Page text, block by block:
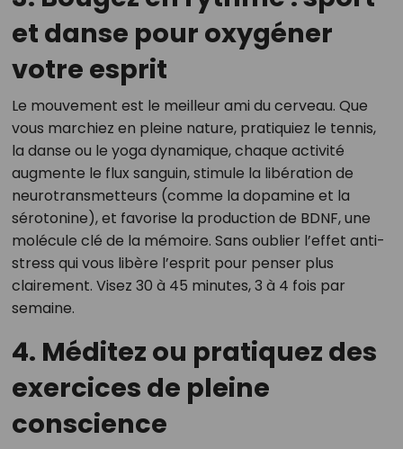
et danse pour oxygéner
votre esprit
Le mouvement est le meilleur ami du cerveau. Que
vous marchiez en pleine nature, pratiquiez le tennis,
la danse ou le yoga dynamique, chaque activité
augmente le flux sanguin, stimule la libération de
neurotransmetteurs (comme la dopamine et la
sérotonine), et favorise la production de BDNF, une
molécule clé de la mémoire. Sans oublier l’effet anti-
stress qui vous libère l’esprit pour penser plus
clairement. Visez 30 à 45 minutes, 3 à 4 fois par
semaine.
4. Méditez ou pratiquez des
exercices de pleine
conscience